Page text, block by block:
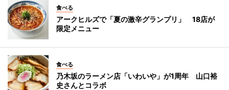
食べる
アークヒルズで「夏の激辛グランプリ」 18店が
限定メニュー
食べる
乃木坂のラーメン店「いわいや」が1周年 山口裕
史さんとコラボ